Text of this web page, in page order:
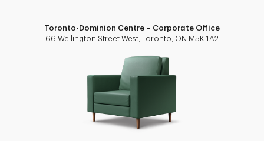
Toronto-Dominion Centre – Corporate Office
66 Wellington Street West, Toronto, ON M5K 1A2